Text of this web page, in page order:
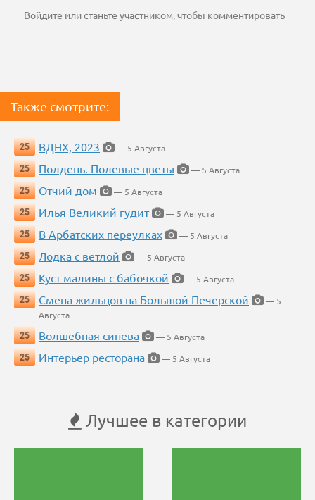
Войдите илистаньте участником, чтобы комментировать
Также смотрите:
25 ВДНХ, 2023
— 5 Августа
25
Полдень. Полевые цветы
— 5 Августа
25
Отчий дом
— 5 Августа
25
Илья Великий гудит
— 5 Августа
25
В Арбатских переулках
— 5 Августа
25
Лодка с ветлой
— 5 Августа
25
Куст малины с бабочкой
— 5 Августа
25
Смена жильцов на Большой Печерской
— 5
Августа
25
Волшебная синева
— 5 Августа
25
Интерьер ресторана — 5 Августа
Лучшее в категории